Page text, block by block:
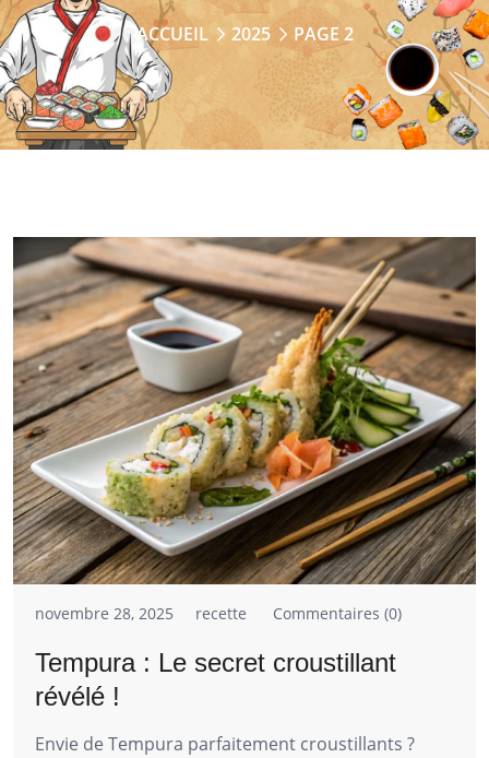
ACCUEIL 2025 PAGE 2
novembre 28, 2025 recette Commentaires (0)
Tempura : Le secret croustillant
révélé !
Envie de Tempura parfaitement croustillants ?